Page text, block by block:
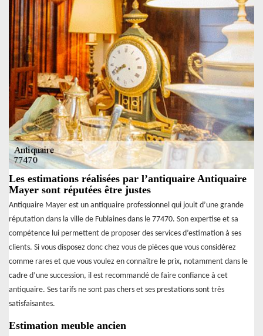
Les estimations réalisées par l’antiquaire Antiquaire
Mayer sont réputées être justes
Antiquaire Mayer est un antiquaire professionnel qui jouit d’une grande
réputation dans la ville de Fublaines dans le 77470. Son expertise et sa
compétence lui permettent de proposer des services d’estimation à ses
clients. Si vous disposez donc chez vous de pièces que vous considérez
comme rares et que vous voulez en connaître le prix, notamment dans le
cadre d’une succession, il est recommandé de faire confiance à cet
antiquaire. Ses tarifs ne sont pas chers et ses prestations sont très
satisfaisantes.
Estimation meuble ancien